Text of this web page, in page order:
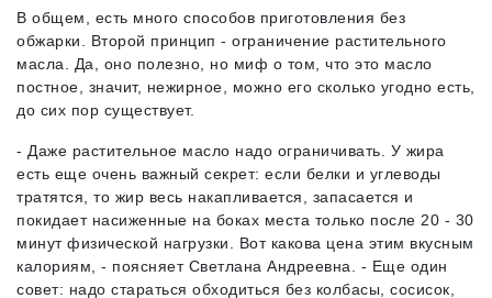
В общем, есть много способов приготовления без
обжарки. Второй принцип - ограничение растительного
масла. Да, оно полезно, но миф о том, что это масло
постное, значит, нежирное, можно его сколько угодно есть,
до сих пор существует.
- Даже растительное масло надо ограничивать. У жира
есть еще очень важный секрет: если белки и углеводы
тратятся, то жир весь накапливается, запасается и
покидает насиженные на боках места только после 20 - 30
минут физической нагрузки. Вот какова цена этим вкусным
калориям, - поясняет Светлана Андреевна. - Еще один
совет: надо стараться обходиться без колбасы, сосисок,